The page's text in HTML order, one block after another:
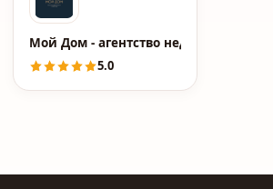
Мой Дом - агентство недвижимости
5.0